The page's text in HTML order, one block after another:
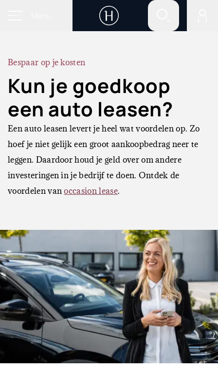
Bespaar op je kosten
Kun je goedkoop
een auto leasen?
Een auto leasen levert je heel wat voordelen op. Zo
hoef je niet gelijk een groot aankoopbedrag neer te
leggen. Daardoor houd je geld over om andere
investeringen in je bedrijf te doen. Ontdek de
voordelen vanoccasion lease.